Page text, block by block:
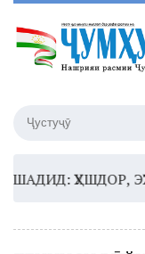
ҲУШДОР, ЭҲТИЁТ